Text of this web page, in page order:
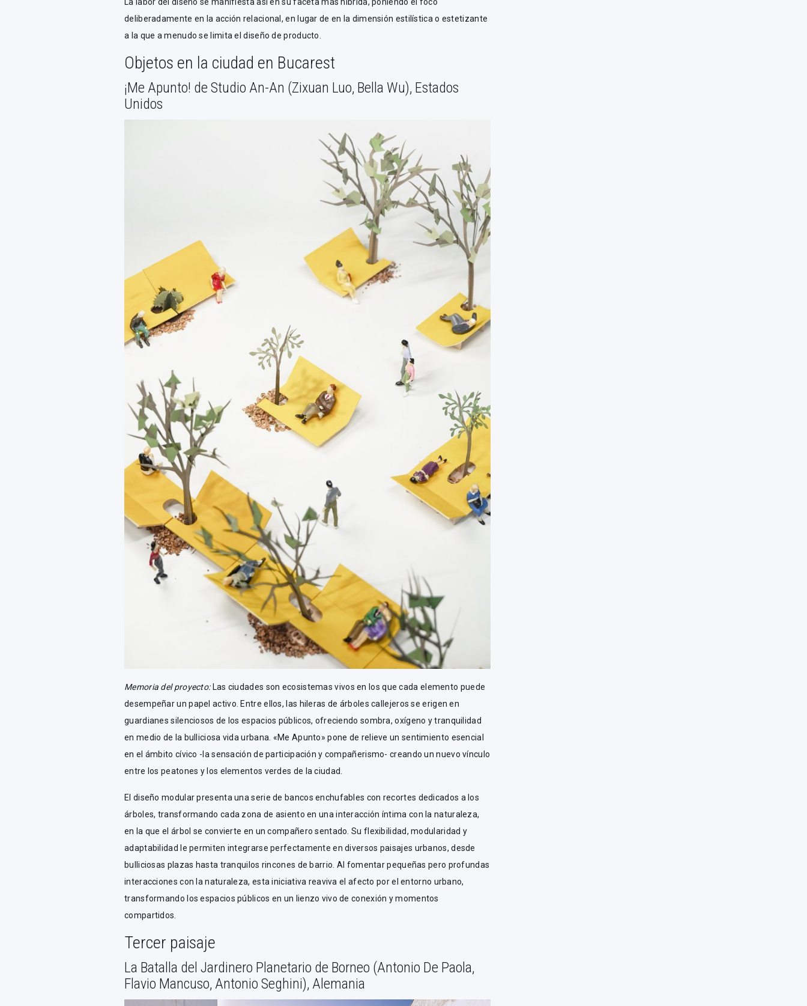
deliberadamente en la acción relacional, en lugar de en la dimensión estilística o estetizante
a la que a menudo se limita el diseño de producto.
Objetos en la ciudad en Bucarest
¡Me Apunto! de Studio An-An (Zixuan Luo, Bella Wu), Estados
Unidos
Memoria del proyecto: Las ciudades son ecosistemas vivos en los que cada elemento puede
desempeñar un papel activo. Entre ellos, las hileras de árboles callejeros se erigen en
guardianes silenciosos de los espacios públicos, ofreciendo sombra, oxígeno y tranquilidad
en medio de la bulliciosa vida urbana. «Me Apunto» pone de relieve un sentimiento esencial
en el ámbito cívico -la sensación de participación y compañerismo- creando un nuevo vínculo
entre los peatones y los elementos verdes de la ciudad.
El diseño modular presenta una serie de bancos enchufables con recortes dedicados a los
árboles, transformando cada zona de asiento en una interacción íntima con la naturaleza,
en la que el árbol se convierte en un compañero sentado. Su flexibilidad, modularidad y
adaptabilidad le permiten integrarse perfectamente en diversos paisajes urbanos, desde
bulliciosas plazas hasta tranquilos rincones de barrio. Al fomentar pequeñas pero profundas
interacciones con la naturaleza, esta iniciativa reaviva el afecto por el entorno urbano,
transformando los espacios públicos en un lienzo vivo de conexión y momentos
compartidos.
Tercer paisaje
La Batalla del Jardinero Planetario de Borneo (Antonio De Paola,
Flavio Mancuso, Antonio Seghini), Alemania